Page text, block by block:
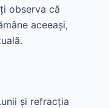
observa că
aceeași,
și refracția